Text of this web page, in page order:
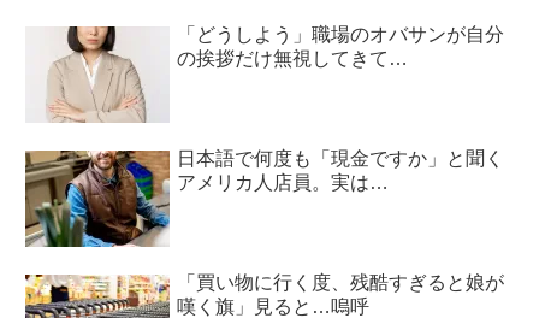
「どうしよう」職場のオバサンが自分
の挨拶だけ無視してきて…
日本語で何度も「現金ですか」と聞く
アメリカ人店員。実は…
「買い物に行く度、残酷すぎると娘が
嘆く旗」見ると…嗚呼